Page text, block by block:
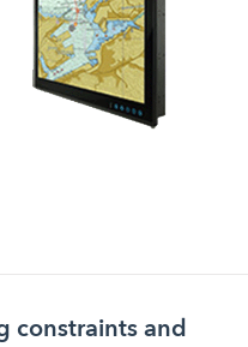
constraints and